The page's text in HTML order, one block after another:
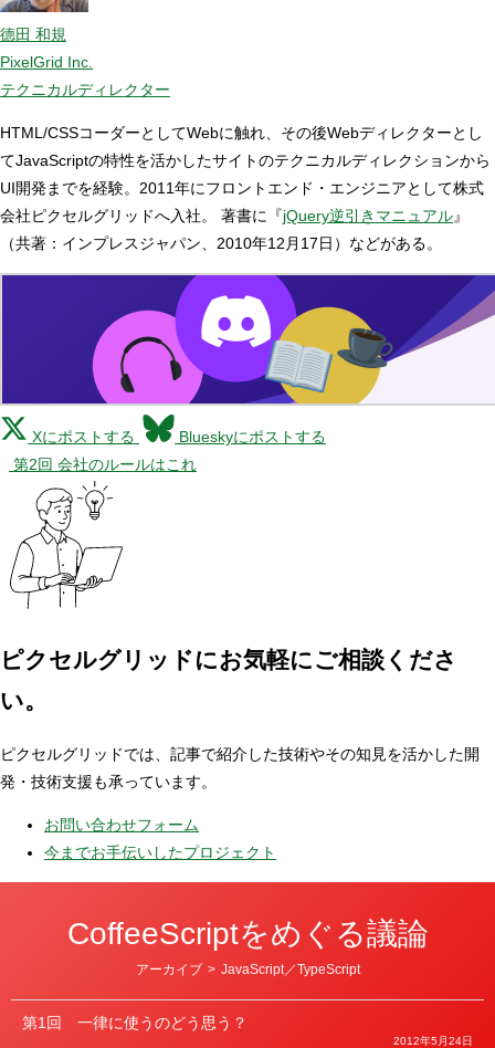
德田 和規
PixelGrid Inc.
テクニカルディレクター
HTML/CSSコーダーとしてWebに触れ、その後Webディレクターとし
てJavaScriptの特性を活かしたサイトのテクニカルディレクションから
UI開発までを経験。2011年にフロントエンド・エンジニアとして株式
会社ピクセルグリッドへ入社。 著書に『jQuery逆引きマニュアル』
（共著：インプレスジャパン、2010年12月17日）などがある。
Xにポストする
Blueskyにポストする
第2回 会社のルールはこれ
ピクセルグリッドにお気軽にご相談くださ
い。
ピクセルグリッドでは、記事で紹介した技術やその知見を活かした開
発・技術支援も承っています。
お問い合わせフォーム
今までお手伝いしたプロジェクト
CoffeeScriptをめぐる議論
カ
ゴ
リ
ー
アーカイブ > JavaScript／TypeScript
第1回 一律に使うのどう思う？
2012年5月24日